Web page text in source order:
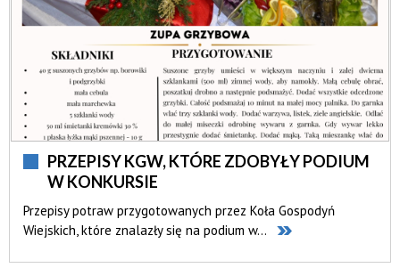
PRZEPISY KGW, KTÓRE ZDOBYŁY PODIUM
W KONKURSIE
Przepisy potraw przygotowanych przez Koła Gospodyń
Wiejskich, które znalazły się na podium w...